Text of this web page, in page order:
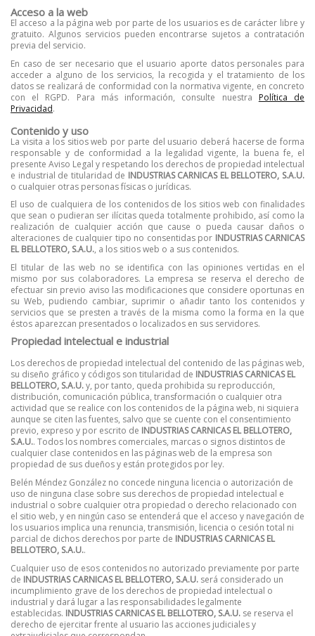
Acceso a la web
El acceso a la página web por parte de los usuarios es de carácter libre y
gratuito. Algunos servicios pueden encontrarse sujetos a contratación
previa del servicio.
En caso de ser necesario que el usuario aporte datos personales para
acceder a alguno de los servicios, la recogida y el tratamiento de los
datos se realizará de conformidad con la normativa vigente, en concreto
con el RGPD. Para más información, consulte nuestra Política de
Privacidad.
Contenido y uso
La visita a los sitios web por parte del usuario deberá hacerse de forma
responsable y de conformidad a la legalidad vigente, la buena fe, el
presente Aviso Legal y respetando los derechos de propiedad intelectual
e industrial de titularidad de INDUSTRIAS CARNICAS EL BELLOTERO, S.A.U.
o cualquier otras personas físicas o jurídicas.
El uso de cualquiera de los contenidos de los sitios web con finalidades
que sean o pudieran ser ilícitas queda totalmente prohibido, así como la
realización de cualquier acción que cause o pueda causar daños o
alteraciones de cualquier tipo no consentidas por INDUSTRIAS CARNICAS
EL BELLOTERO, S.A.U., a los sitios web o a sus contenidos.
El titular de las web no se identifica con las opiniones vertidas en el
mismo por sus colaboradores. La empresa se reserva el derecho de
efectuar sin previo aviso las modificaciones que considere oportunas en
su Web, pudiendo cambiar, suprimir o añadir tanto los contenidos y
servicios que se presten a través de la misma como la forma en la que
éstos aparezcan presentados o localizados en sus servidores.
Propiedad intelectual e industrial
Los derechos de propiedad intelectual del contenido de las páginas web,
su diseño gráfico y códigos son titularidad de INDUSTRIAS CARNICAS EL
BELLOTERO, S.A.U.y, por tanto, queda prohibida su reproducción,
distribución, comunicación pública, transformación o cualquier otra
actividad que se realice con los contenidos de la página web, ni siquiera
aunque se citen las fuentes, salvo que se cuente con el consentimiento
previo, expreso y por escrito de INDUSTRIAS CARNICAS EL BELLOTERO,
S.A.U.. Todos los nombres comerciales, marcas o signos distintos de
cualquier clase contenidos en las páginas web de la empresa son
propiedad de sus dueños y están protegidos por ley.
Belén Méndez González no concede ninguna licencia o autorización de
uso de ninguna clase sobre sus derechos de propiedad intelectual e
industrial o sobre cualquier otra propiedad o derecho relacionado con
el sitio web, y en ningún caso se entenderá que el acceso y navegación de
los usuarios implica una renuncia, transmisión, licencia o cesión total ni
parcial de dichos derechos por parte de INDUSTRIAS CARNICAS EL
BELLOTERO, S.A.U..
Cualquier uso de esos contenidos no autorizado previamente por parte
de INDUSTRIAS CARNICAS EL BELLOTERO, S.A.U. será considerado un
incumplimiento grave de los derechos de propiedad intelectual o
industrial y dará lugar a las responsabilidades legalmente
establecidas. INDUSTRIAS CARNICAS EL BELLOTERO, S.A.U. se reserva el
derecho de ejercitar frente al usuario las acciones judiciales y